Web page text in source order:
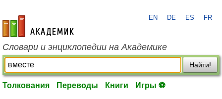
academic.ru
EN DE ES FR
Словари и энциклопедии на Академике
Найти!
Толкования Переводы Книги Игры ⚽